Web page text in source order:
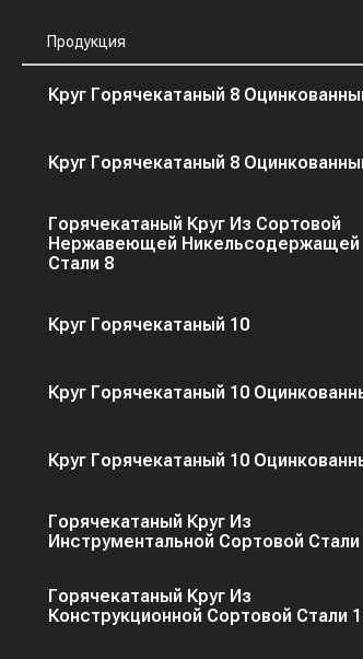
Продукция
Круг Горячекатаный 8
Круг Горячекатаный 8
Горячекатаный Круг Из Сортовой
Нержавеющей Никельсодержащей
Стали 8
Круг Горячекатаный 10
Круг Горячекатаный 10
Круг Горячекатаный 10
Горячекатаный Круг Из
Инструментальной Сортовой Стали
Горячекатаный Круг Из
Конструкционной Сортовой Стали